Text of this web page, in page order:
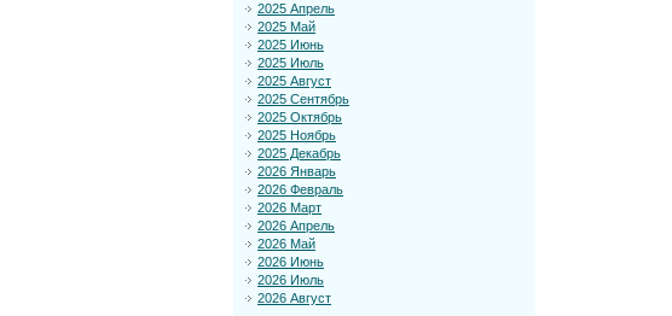
2025 Апрель
2025 Май
2025 Июнь
2025 Июль
2025 Август
2025 Сентябрь
2025 Октябрь
2025 Ноябрь
2025 Декабрь
2026 Январь
2026 Февраль
2026 Март
2026 Апрель
2026 Май
2026 Июнь
2026 Июль
2026 Август